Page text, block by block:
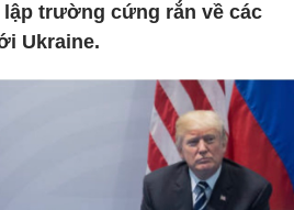
trường cứng rắn về các
Ukraine.